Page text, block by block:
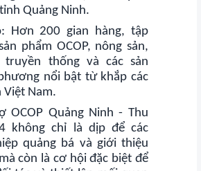
Quảng Ninh.
Hơn 200 gian hàng, tập
phẩm OCOP, nông sản,
truyền thống và các sản
nổi bật từ khắp các
Nam.
OCOP Quảng Ninh - Thu
không chỉ là dịp để các
quảng bá và giới thiệu
còn là cơ hội đặc biệt để